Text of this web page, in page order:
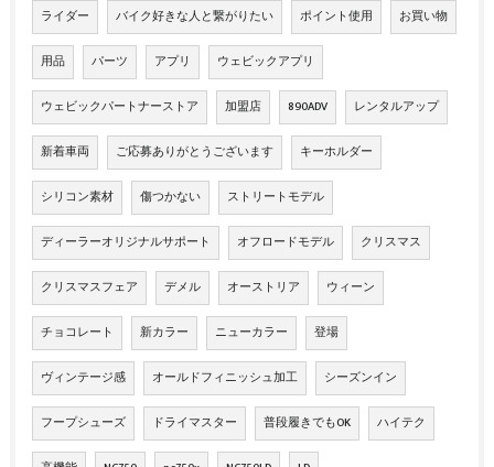
ライダー バイク好きな人と繋がりたい ポイント使用 お買い物
用品 パーツ アプリ ウェビックアプリ
ウェビックパートナーストア 加盟店 890ADV レンタルアップ
新着車両 ご応募ありがとうございます キーホルダー
シリコン素材 傷つかない ストリートモデル
ディーラーオリジナルサポート オフロードモデル クリスマス
クリスマスフェア デメル オーストリア ウィーン
チョコレート 新カラー ニューカラー 登場
ヴィンテージ感 オールドフィニッシュ加工 シーズンイン
フープシューズ ドライマスター 普段履きでもOK ハイテク